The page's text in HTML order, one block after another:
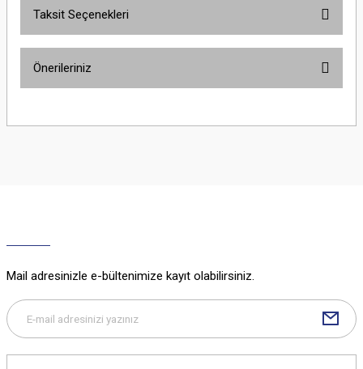
Taksit Seçenekleri
Önerileriniz
yetersiz gördüğünüz noktaları öneri formunu kullanarak tarafımıza
Bu ürüne benzer farklı alternatifler olmalı.
Mail adresinizle e-bültenimize kayıt olabilirsiniz.